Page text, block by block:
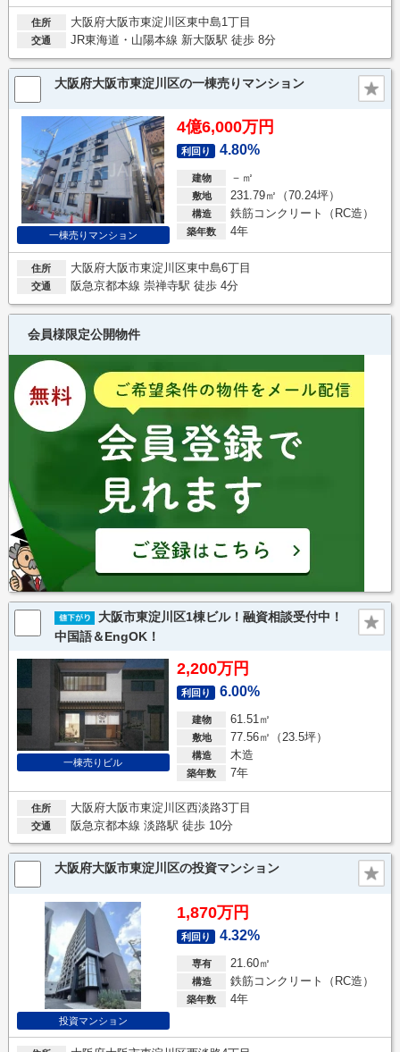
住所 大阪府大阪市東淀川区東中島1丁目
交通 JR東海道・山陽本線 新大阪駅 徒歩 8分
大阪府大阪市東淀川区の一棟売りマンション
一棟売りマンション
4億6,000万円
利回り 4.80%
建物 －㎡
敷地 231.79㎡（70.24坪）
構造 鉄筋コンクリート（RC造）
築年数 4年
住所 大阪府大阪市東淀川区東中島6丁目
交通 阪急京都本線 崇禅寺駅 徒歩 4分
会員様限定公開物件
大阪市東淀川区1棟ビル！融資相談受付中！
中国語＆EngOK！
一棟売りビル
2,200万円
利回り 6.00%
建物 61.51㎡
敷地 77.56㎡（23.5坪）
構造 木造
築年数 7年
住所 大阪府大阪市東淀川区西淡路3丁目
交通 阪急京都本線 淡路駅 徒歩 10分
大阪府大阪市東淀川区の投資マンション
投資マンション
1,870万円
利回り 4.32%
専有 21.60㎡
構造 鉄筋コンクリート（RC造）
築年数 4年